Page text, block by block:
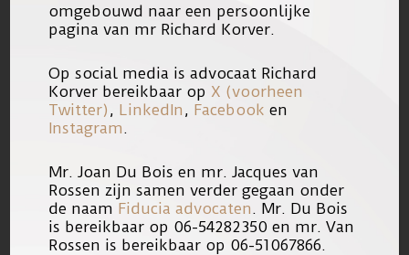
omgebouwd naar een persoonlijke
pagina van mr Richard Korver.
Op social media is advocaat Richard
Korver bereikbaar op X (voorheen
Twitter) , LinkedIn , Facebook en
Instagram .
Mr. Joan Du Bois en mr. Jacques van
Rossen zijn samen verder gegaan onder
de naam Fiducia advocaten . Mr. Du Bois
is bereikbaar op 06-54282350 en mr. Van
Rossen is bereikbaar op 06-51067866.